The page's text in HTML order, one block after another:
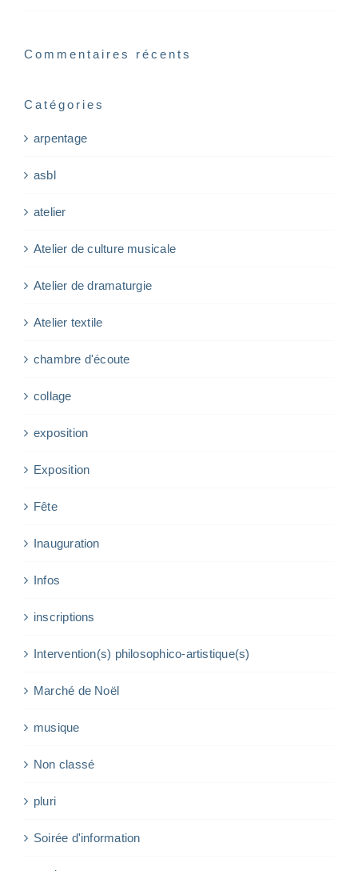
Commentaires récents
Catégories
arpentage
asbl
atelier
Atelier de culture musicale
Atelier de dramaturgie
Atelier textile
chambre d'écoute
collage
exposition
Exposition
Fête
Inauguration
Infos
inscriptions
Intervention(s) philosophico-artistique(s)
Marché de Noël
musique
Non classé
pluri
Soirée d'information